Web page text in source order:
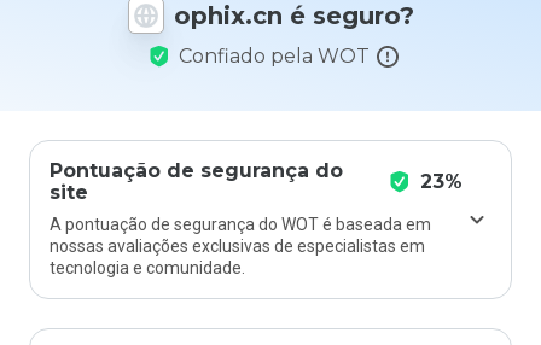
ophix.cn é seguro?
Confiado pela WOT
Pontuação de segurança do
site
23%
A pontuação de segurança do WOT é baseada em
nossas avaliações exclusivas de especialistas em
tecnologia e comunidade.